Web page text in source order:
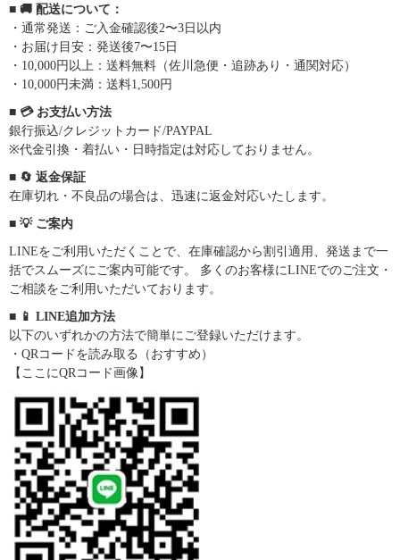
■ 🚚 配送について：
・通常発送：ご入金確認後2〜3日以内
・お届け目安：発送後7〜15日
・10,000円以上：送料無料（佐川急便・追跡あり・通関対応）
・10,000円未満：送料1,500円
■ 💳 お支払い方法
銀行振込/クレジットカード/PAYPAL
※代金引換・着払い・日時指定は対応しておりません。
■ 🔄 返金保証
在庫切れ・不良品の場合は、迅速に返金対応いたします。
■ 💡 ご案内
LINEをご利用いただくことで、在庫確認から割引適用、発送まで一
括でスムーズにご案内可能です。 多くのお客様にLINEでのご注文・
ご相談をご利用いただいております。
■ 📱 LINE追加方法
以下のいずれかの方法で簡単にご登録いただけます。
・QRコードを読み取る（おすすめ）
【ここにQRコード画像】